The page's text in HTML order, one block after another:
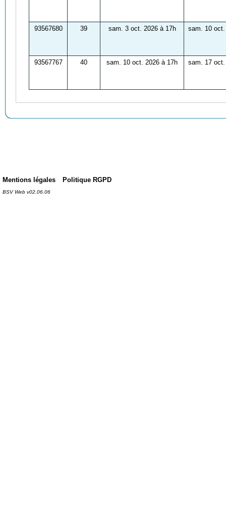
93567680 39 sam. 3 oct. 2026 à 17h sam. 10
93567767 40 sam. 10 oct. 2026 à 17h sam. 17
Mentions légales Politique RGPD
BSV Web v02.06.06